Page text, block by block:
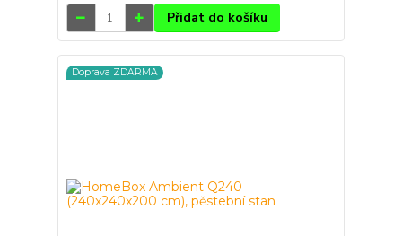
Přidat do košíku
Doprava ZDARMA